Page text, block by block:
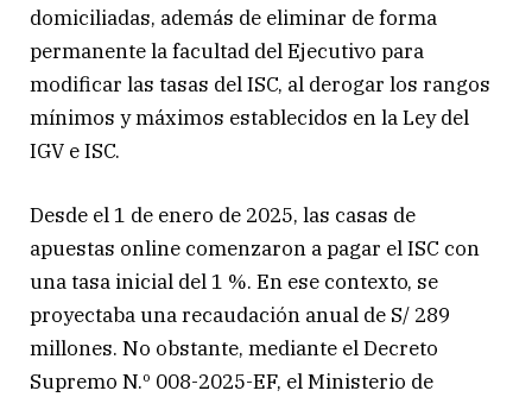
domiciliadas, además de eliminar de forma
permanente la facultad del Ejecutivo para
modificar las tasas del ISC, al derogar los rangos
mínimos y máximos establecidos en la Ley del
IGV e ISC.
Desde el 1 de enero de 2025, las casas de
apuestas online comenzaron a pagar el ISC con
una tasa inicial del 1 %. En ese contexto, se
proyectaba una recaudación anual de S/ 289
millones. No obstante, mediante el Decreto
Supremo N.º 008-2025-EF, el Ministerio de